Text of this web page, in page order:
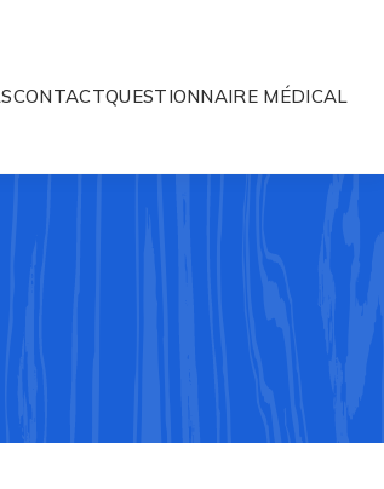
CONTACTQUESTIONNAIRE MÉDICAL